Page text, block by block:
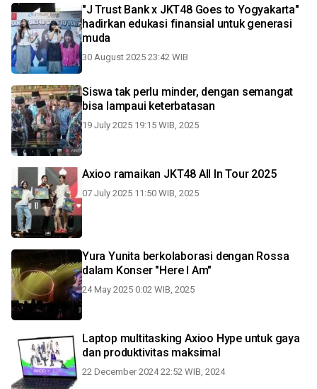
"J Trust Bank x JKT48 Goes to Yogyakarta"
hadirkan edukasi finansial untuk generasi
muda
30 August 2025 23:42 WIB
Siswa tak perlu minder, dengan semangat
bisa lampaui keterbatasan
19 July 2025 19:15 WIB, 2025
Axioo ramaikan JKT48 All In Tour 2025
07 July 2025 11:50 WIB, 2025
Yura Yunita berkolaborasi dengan Rossa
dalam Konser "Here I Am"
24 May 2025 0:02 WIB, 2025
Laptop multitasking Axioo Hype untuk gaya
dan produktivitas maksimal
22 December 2024 22:52 WIB, 2024